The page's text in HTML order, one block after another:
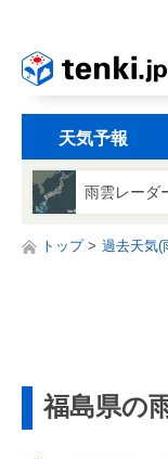
天気予報
雨雲レーダ
トップ 過去天気(
福島県の